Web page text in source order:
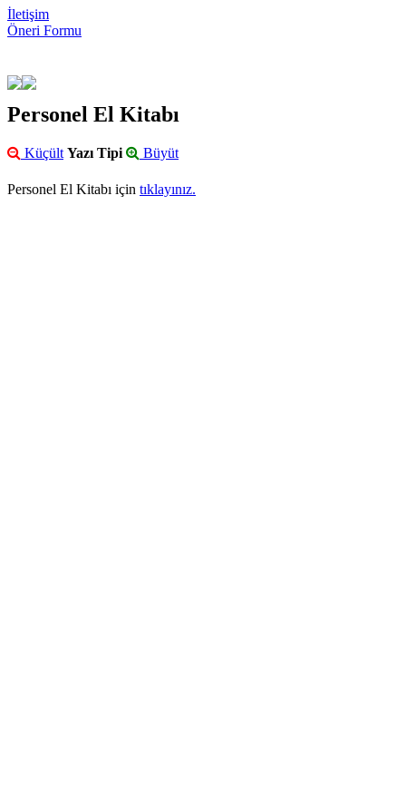
İletişim
Öneri Formu
Personel El Kitabı
Küçült Yazı Tipi Büyüt
Personel El Kitabı için tıklayınız.